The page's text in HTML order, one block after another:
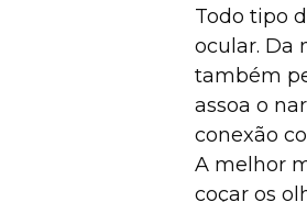
Todo tipo
ocular. Da
também
assoa o
conexão
A melhor
coçar os